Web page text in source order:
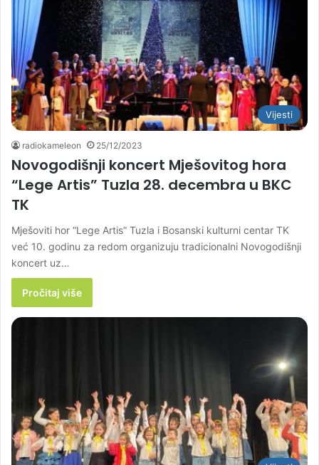
Vijesti
radiokameleon 25/12/2023
Novogodišnji koncert Mješovitog hora
“Lege Artis” Tuzla 28. decembra u BKC
TK
Mješoviti hor “Lege Artis” Tuzla i Bosanski kulturni centar TK
već 10. godinu za redom organizuju tradicionalni Novogodišnji
koncert uz…
Pročitaj više